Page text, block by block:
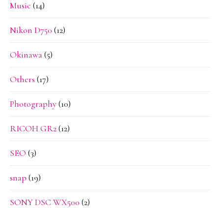
Music (14)
Nikon D750 (12)
Okinawa(5)
Others (17)
Photography(10)
RICOH GR2(12)
SEO (3)
snap (19)
SONY DSC WX500 (2)